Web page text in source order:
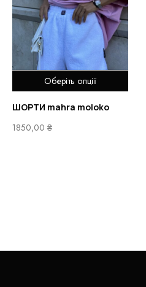
Оберіть опції
ШОРТИ mahra moloko
1850,00 ₴